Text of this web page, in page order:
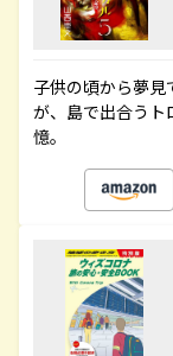
子供の頃から夢
が、島で出合うト
憶。